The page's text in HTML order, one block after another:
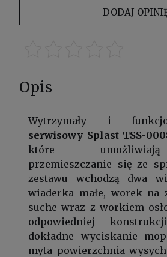
DODAJ
Opis
Wytrzymały i
serwisowy Splast TSS-
które
przemieszczanie się ze
zestawu wchodzą dwa
wiaderka małe, worek na
suche wraz z workiem
odpowiedniej
dokładne wyciskanie
myta powierzchnia